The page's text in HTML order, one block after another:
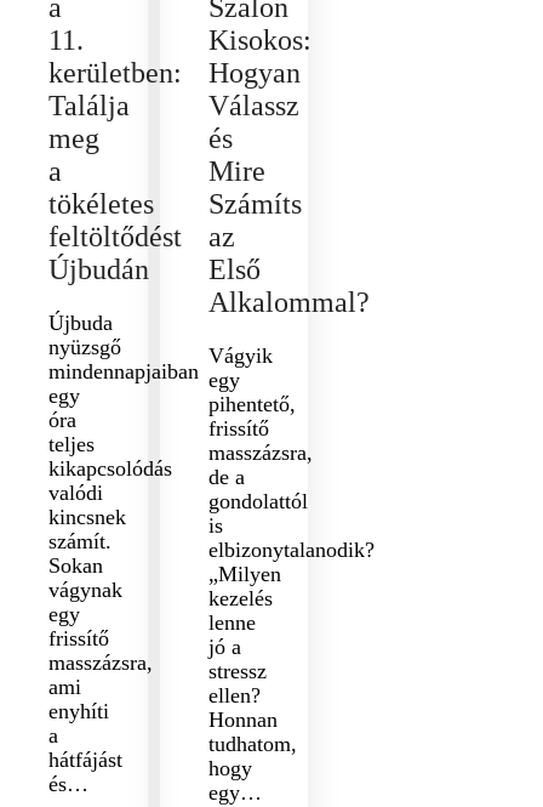
a
11.
kerületben:
Találja
meg
a
tökéletes
feltöltődést
Újbudán
Újbuda
nyüzsgő
mindennapjaiban
egy
óra
teljes
kikapcsolódás
valódi
kincsnek
számít.
Sokan
vágynak
egy
frissítő
masszázsra,
ami
enyhíti
a
hátfájást
és…
Szalon
Kisokos:
Hogyan
Válassz
és
Mire
Számíts
az
Első
Alkalommal?
Vágyik
egy
pihentető,
frissítő
masszázsra,
de a
gondolattól
is
elbizonytalanodik?
„Milyen
kezelés
lenne
jó a
stressz
ellen?
Honnan
tudhatom,
hogy
egy…